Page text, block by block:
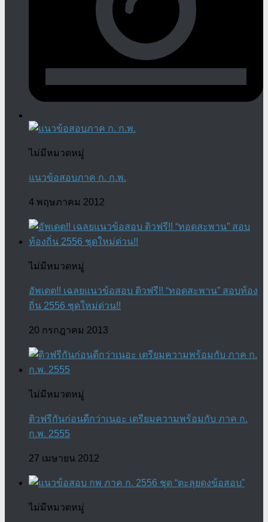
ไม่มีหมวดหมู่
แนวข้อสอบภาค ก. ก.พ.
4 พฤษภาคม 2012
ไม่มีหมวดหมู่
อัพเดต!! เฉลยแนวข้อสอบ ติวฟรี!! “ทอดสะพาน” สอบท้อง
ถิ่น 2556 ชุดใหม่ด่วน!!
20 กรกฎาคม 2013
ไม่มีหมวดหมู่
ติวฟรีกันก่อนดีกว่าเนอะ เตรียมความพร้อมกับ ภาค ก.
ก.พ. 2555
27 เมษายน 2012
ไม่มีหมวดหมู่